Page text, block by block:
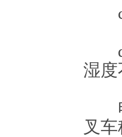
c
d
湿度
电
叉